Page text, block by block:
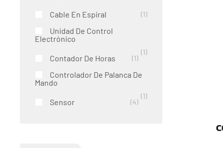
Cable En Espiral 1
Unidad De Control
Electrónico
1
Contador De Horas 1
Controlador De Palanca De
Mando
1
Sensor 4